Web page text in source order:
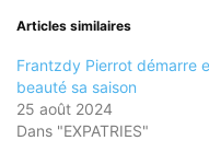
Articles similaires
Frantzdy Pierrot démarre
beauté sa saison
25 août 2024
Dans "EXPATRIES"